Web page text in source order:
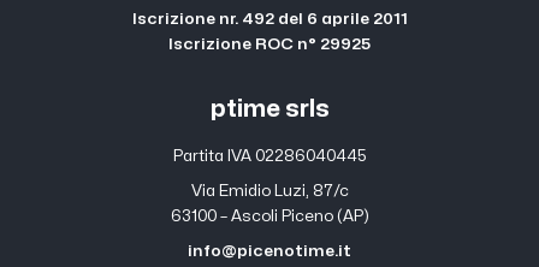
Iscrizione nr. 492 del 6 aprile 2011
Iscrizione ROC n° 29925
ptime srls
Partita IVA 02286040445
Via Emidio Luzi, 87/c
63100 – Ascoli Piceno (AP)
info@picenotime.it